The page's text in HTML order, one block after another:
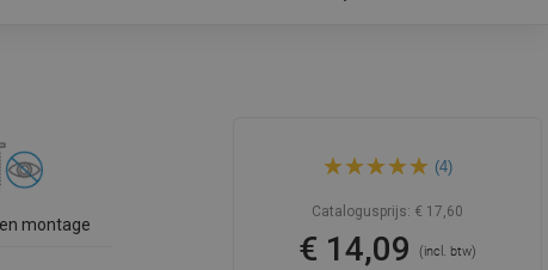
montage
Mexen Tiber handdoekrek,
chroom - 7050532-00
(4)
Catalogusprijs: € 17,60
€ 14,09(incl. btw)